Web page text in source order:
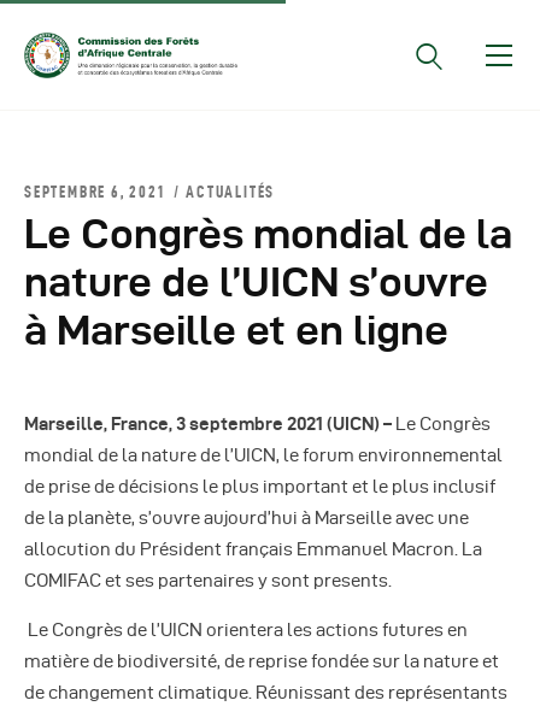
Conseils Des Ministres
Comptes Rendus De
Réunions Sous-
Régionales
COMIFAC Newsletter
Réunions Réseaux
CEFDHAC
Autres Publications
SEPTEMBRE 6, 2021 ACTUALITÉS
Le Congrès mondial de la
nature de l’UICN s’ouvre
à Marseille et en ligne
Marseille, France, 3 septembre 2021 (UICN) –
Le Congrès
mondial de la nature de l’UICN, le forum environnemental
de prise de décisions le plus important et le plus inclusif
de la planète, s’ouvre aujourd’hui à Marseille avec une
allocution du Président français Emmanuel Macron. La
COMIFAC et ses partenaires y sont presents.
Le Congrès de l’UICN orientera les actions futures en
matière de biodiversité, de reprise fondée sur la nature et
de changement climatique. Réunissant des représentants